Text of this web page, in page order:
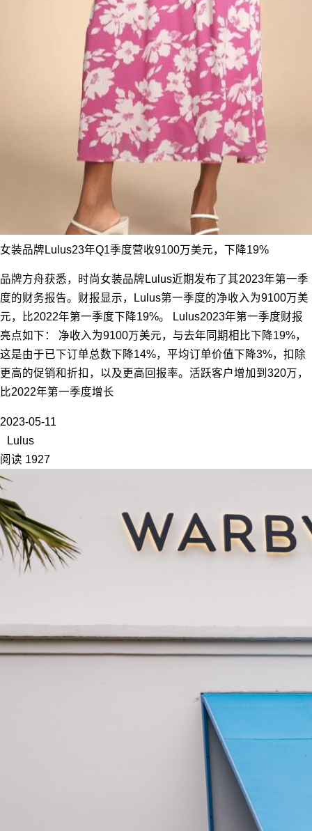
女装品牌Lulus23年Q1季度营收9100万美元，下降19%
品牌方舟获悉，时尚女装品牌Lulus近期发布了其2023年第一季
度的财务报告。财报显示，Lulus第一季度的净收入为9100万美
元，比2022年第一季度下降19%。 Lulus2023年第一季度财报
亮点如下： 净收入为9100万美元，与去年同期相比下降19%，
这是由于已下订单总数下降14%，平均订单价值下降3%，扣除
更高的促销和折扣，以及更高回报率。活跃客户增加到320万，
比2022年第一季度增长
2023-05-11
Lulus
阅读 1927